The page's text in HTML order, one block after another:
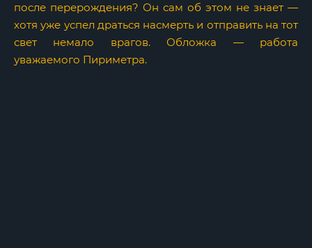
после перерождения? Он сам об этом не знает —
хотя уже успел драться насмерть и отправить на тот
свет немало врагов. Обложка — работа
уважаемого Пириметра.